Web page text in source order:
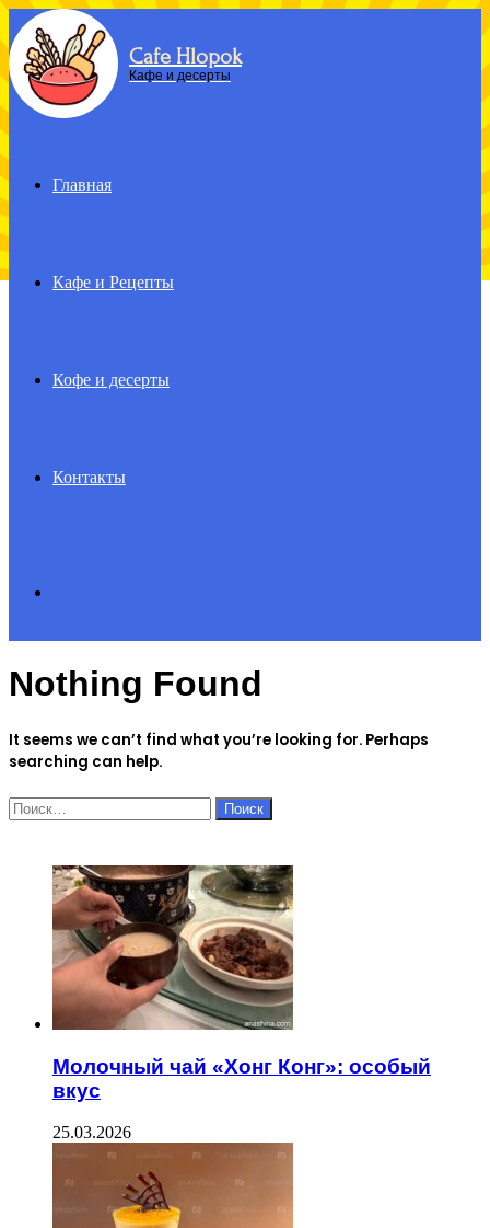
Menu Cafe Hlopok
Кафе и десерты
Главная
Кафе и Рецепты
Кофе и десерты
Контакты
for
Nothing Found
It seems we can’t find what you’re looking for. Perhaps
searching can help.
Найти:
Молочный чай «Хонг Конг»: особый
вкус
25.03.2026